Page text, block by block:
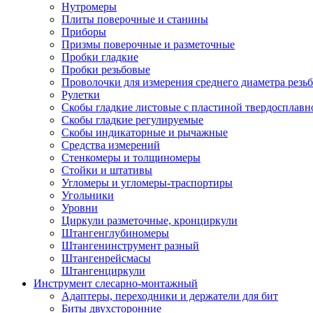
Нутромеры
Плиты поверочные и станины
Приборы
Призмы поверочные и разметочные
Пробки гладкие
Пробки резьбовые
Проволочки для измерения среднего диаметра
Рулетки
Скобы гладкие листовые с пластиной
Скобы гладкие регулируемые
Скобы индикаторные и рычажные
Средства измерений
Стенкомеры и толщиномеры
Стойки и штативы
Угломеры и угломеры-траспортиры
Угольники
Уровни
Циркули разметочные, кронциркули
Штангенглубиномеры
Штангенинструмент разный
Штангенрейсмасы
Штангенциркули
Инструмент слесарно-монтажный
Адаптеры, переходники и держатели для бит
Биты двухсторонние